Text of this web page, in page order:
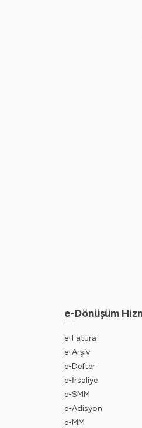
e-Dönüşüm
e-Fatura
e-Arşiv
e-Defter
e-İrsaliye
e-SMM
e-Adisyon
e-MM